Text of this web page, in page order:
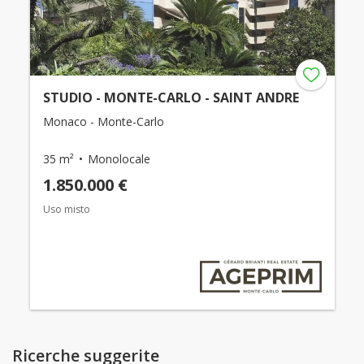
STUDIO - MONTE-CARLO - SAINT ANDRE
Monaco - Monte-Carlo
35 m² Monolocale
1.850.000 €
Uso misto
Ricerche suggerite